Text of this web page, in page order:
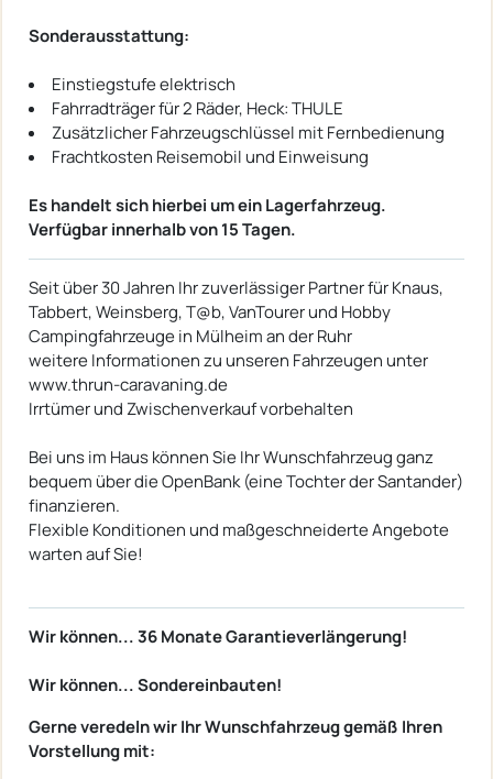
Sonderausstattung:
Einstiegstufe elektrisch
Fahrradträger für 2 Räder, Heck: THULE
Zusätzlicher Fahrzeugschlüssel mit Fernbedienung
Frachtkosten Reisemobil und Einweisung
Es handelt sich hierbei um ein Lagerfahrzeug.
Verfügbar innerhalb von 15 Tagen.
Seit über 30 Jahren Ihr zuverlässiger Partner für Knaus,
Tabbert, Weinsberg, T@b, VanTourer und Hobby
Campingfahrzeuge in Mülheim an der Ruhr
weitere Informationen zu unseren Fahrzeugen unter
www.thrun-caravaning.de
Irrtümer und Zwischenverkauf vorbehalten
Bei uns im Haus können Sie Ihr Wunschfahrzeug ganz
bequem über die OpenBank (eine Tochter der Santander)
finanzieren.
Flexible Konditionen und maßgeschneiderte Angebote
warten auf Sie!
Wir können... 36 Monate Garantieverlängerung!
Wir können... Sondereinbauten!
Gerne veredeln wir Ihr Wunschfahrzeug gemäß Ihren
Vorstellung mit: